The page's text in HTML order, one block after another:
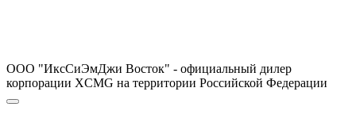
ООО "ИксСиЭмДжи Восток" - официальный дилер
корпорации XCMG на территории Российской Федерации